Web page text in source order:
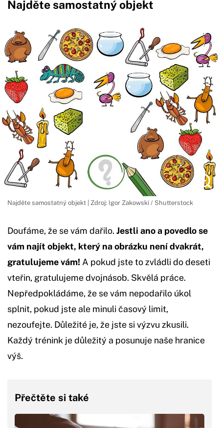
Najděte samostatný objekt
Najděte samostatný objekt | Zdroj: Igor Zakowski / Shutterstock
Doufáme, že se vám dařilo. Jestli ano a povedlo se
vám najít objekt, který na obrázku není dvakrát,
gratulujeme vám! A pokud jste to zvládli do deseti
vteřin, gratulujeme dvojnásob. Skvělá práce.
Nepředpokládáme, že se vám nepodařilo úkol
splnit, pokud jste ale minuli časový limit,
nezoufejte. Důležité je, že jste si výzvu zkusili.
Každý trénink je důležitý a posunuje naše hranice
výš.
Přečtěte si také